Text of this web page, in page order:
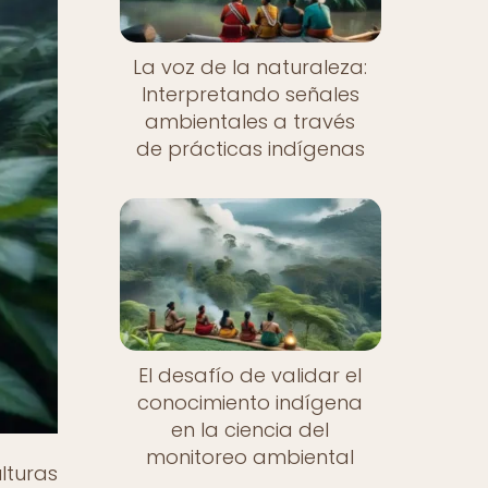
La voz de la naturaleza:
Interpretando señales
ambientales a través
de prácticas indígenas
El desafío de validar el
conocimiento indígena
en la ciencia del
monitoreo ambiental